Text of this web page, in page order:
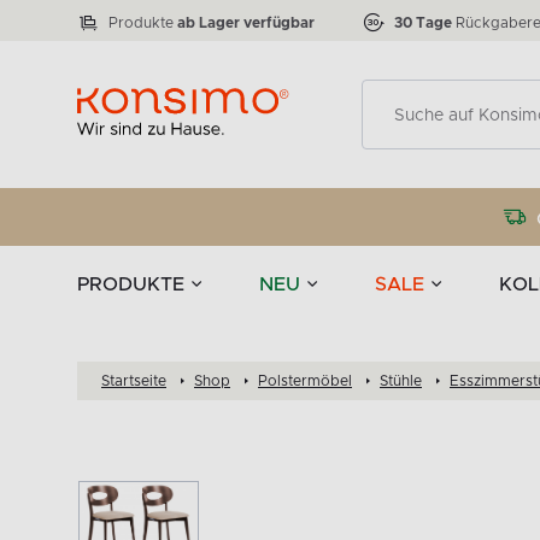
Produkte ab Lager verfügbar 30 Tage
PRODUKTE NEU SALE
Tischgeschirr
zu 50 %
VICTO Anzahl der Produkte:77
ELEGANT Anzahl der Produkte:888
Startseite Shop Polstermöbel Stühle